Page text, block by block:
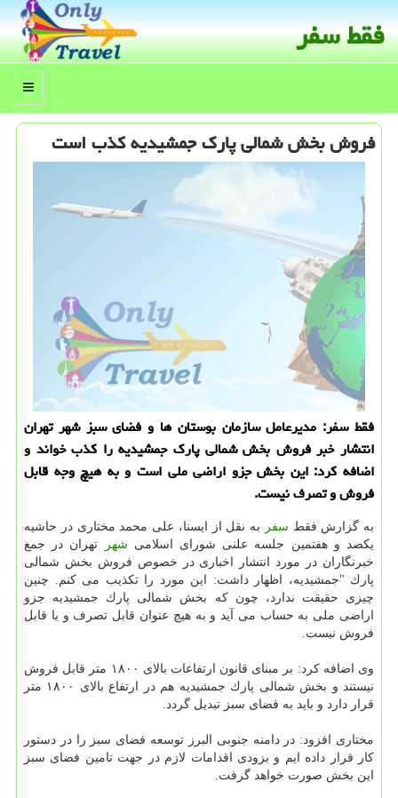
فقط سفر
منو
فروش بخش شمالی پارك جمشیدیه كذب است
فقط سفر: مدیرعامل سازمان بوستان ها و فضای سبز شهر تهران
انتشار خبر فروش بخش شمالی پارك جمشیدیه را كذب خواند و
اضافه كرد: این بخش جزو اراضی ملی است و به هیچ وجه قابل
فروش و تصرف نیست.
به گزارش فقط سفر
به نقل از ایسنا، علی محمد مختاری در حاشیه
یكصد و هفتمین جلسه علنی شورای اسلامی شهر
تهران در جمع
خبرنگاران در مورد انتشار اخباری در خصوص فروش بخش شمالی
پارك "جمشیدیه، اظهار داشت: این مورد را تكذیب می كنم. چنین
چیزی حقیقت ندارد، چون كه بخش شمالی پارك جمشیدیه جزو
اراضی ملی به حساب می آید و به هیچ عنوان قابل تصرف و یا قابل
فروش نیست.
وی اضافه كرد: بر مبنای قانون ارتفاعات بالای ۱۸۰۰ متر قابل فروش
نیستند و بخش شمالی پارك جمشیدیه هم در ارتفاع بالای ۱۸۰۰ متر
قرار دارد و باید به فضای سبز تبدیل گردد.
مختاری افزود: در دامنه جنوبی البرز توسعه فضای سبز را در دستور
كار قرار داده ایم و بزودی اقدامات لازم در جهت تامین فضای سبز
این بخش صورت خواهد گرفت.